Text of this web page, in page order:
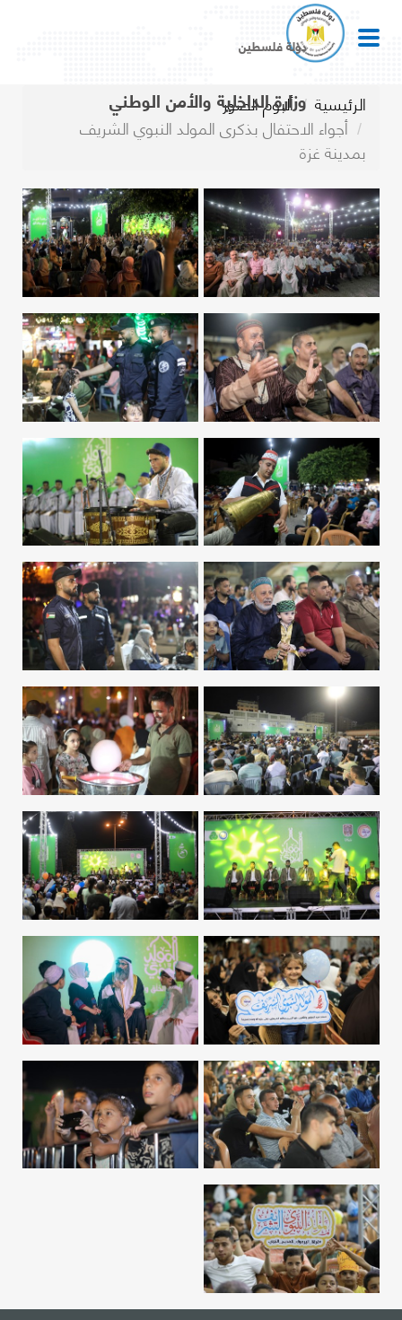
دولة فلسطين
وزارة الداخلية والأمن الوطني الرئيسية ألبوم الصور
أجواء الاحتفال بذكرى المولد النبوي الشريف
بمدينة غزة